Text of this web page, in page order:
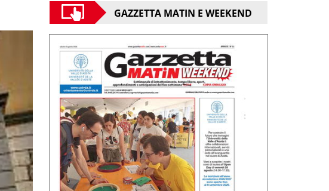
GAZZETTA MATIN E WEEKEND